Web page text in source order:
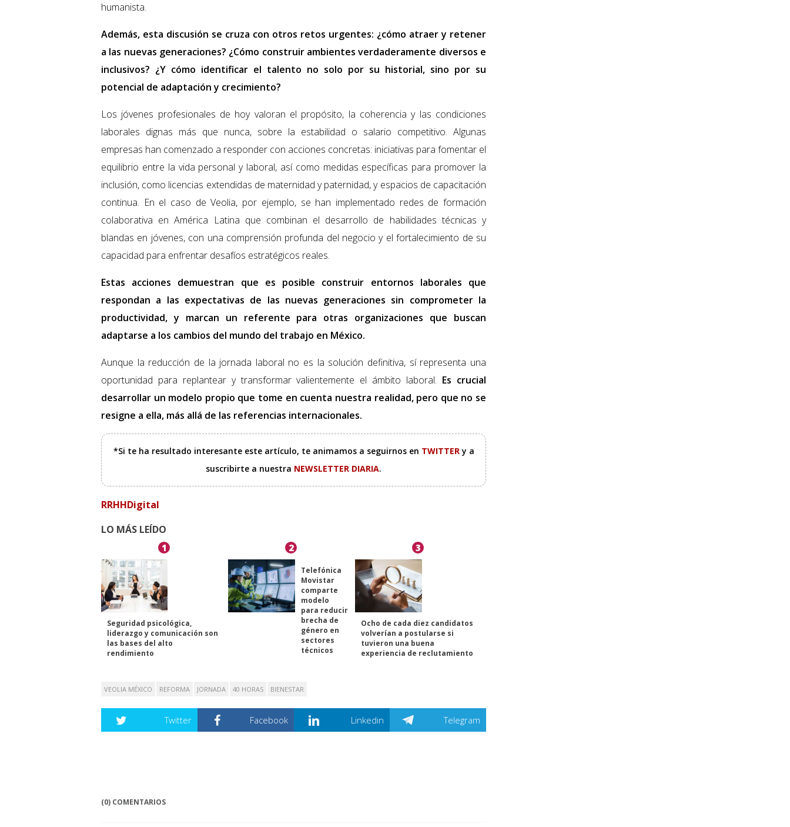
humanista.
Además, esta discusión se cruza con otros retos urgentes: ¿cómo atraer y retener
a las nuevas generaciones? ¿Cómo construir ambientes verdaderamente diversos e
inclusivos? ¿Y cómo identificar el talento no solo por su historial, sino por su
potencial de adaptación y crecimiento?
Los jóvenes profesionales de hoy valoran el propósito, la coherencia y las condiciones
laborales dignas más que nunca, sobre la estabilidad o salario competitivo. Algunas
empresas han comenzado a responder con acciones concretas: iniciativas para fomentar el
equilibrio entre la vida personal y laboral, así como medidas específicas para promover la
inclusión, como licencias extendidas de maternidad y paternidad, y espacios de capacitación
continua. En el caso de Veolia, por ejemplo, se han implementado redes de formación
colaborativa en América Latina que combinan el desarrollo de habilidades técnicas y
blandas en jóvenes, con una comprensión profunda del negocio y el fortalecimiento de su
capacidad para enfrentar desafíos estratégicos reales.
Estas acciones demuestran que es posible construir entornos laborales que
respondan a las expectativas de las nuevas generaciones sin comprometer la
productividad, y marcan un referente para otras organizaciones que buscan
adaptarse a los cambios del mundo del trabajo en México.
Aunque la reducción de la jornada laboral no es la solución definitiva, sí representa una
oportunidad para replantear y transformar valientemente el ámbito laboral. Es crucial
desarrollar un modelo propio que tome en cuenta nuestra realidad, pero que no se
resigne a ella, más allá de las referencias internacionales.
*Si te ha resultado interesante este artículo, te animamos a seguirnos en TWITTERy a
suscribirte a nuestra NEWSLETTER DIARIA.
RRHHDigital
LO MÁS LEÍDO
1
Seguridad psicológica,
liderazgo y comunicación son
las bases del alto
rendimiento
2
Telefónica
Movistar
comparte
modelo
para reducir
brecha de
género en
sectores
técnicos
3
Ocho de cada diez candidatos
volverían a postularse si
tuvieron una buena
experiencia de reclutamiento
VEOLIA MÉXICO REFORMA JORNADA 40 HORAS BIENESTAR
Twitter Facebook Linkedin Telegram
(0) COMENTARIOS